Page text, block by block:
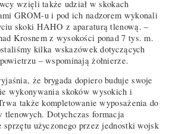
wzięli także udział w skokach
GROM-u i pod ich nadzorem wykonali
skoki HAHO z aparaturą tlenową. –
Krosnem z wysokości ponad 7 tys. m.
kilka wskazówek dotyczących
– wspominają żołnierze.
że brygada dopiero buduje swoje
wykonywania skoków wysokich i
także kompletowanie wyposażenia do
tlenowych. Dotychczas formacja
sprzętu użyczonego przez jednostki wojsk